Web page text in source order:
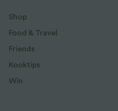
Shop
Food & Travel
Friends
Kooktips
Win